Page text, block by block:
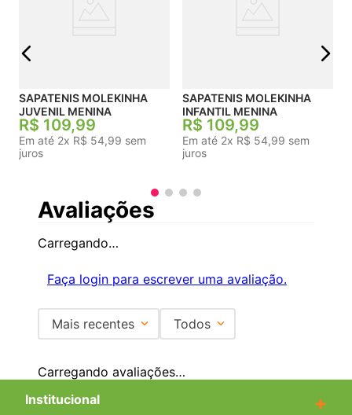
SAPATENIS MOLEKINHA
JUVENIL MENINA
R$ 109,99
Em até 2x R$ 54,99 sem
juros
SAPATENIS MOLEKINHA
INFANTIL MENINA
R$ 109,99
Em até 2x R$ 54,99 sem
juros
Avaliações
Carregando…
Faça login para escrever uma avaliação.
Mais recentes Todos
Carregando avaliações…
Institucional
+